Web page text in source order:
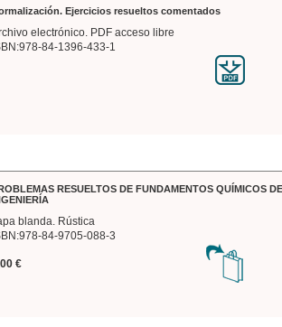
Ejercicios resueltos comentados
electrónico. PDF acceso libre
84-1396-433-1
RESUELTOS DE FUNDAMENTOS QUÍMICOS
blanda. Rústica
84-9705-088-3
€